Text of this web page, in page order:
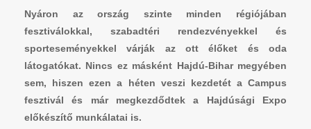
Nyáron az ország szinte minden régiójában
fesztiválokkal, szabadtéri rendezvényekkel és
sporteseményekkel várják az ott élőket és oda
látogatókat. Nincs ez másként Hajdú-Bihar megyében
sem, hiszen ezen a héten veszi kezdetét a Campus
fesztivál és már megkezdődtek a Hajdúsági Expo
előkészítő munkálatai is.